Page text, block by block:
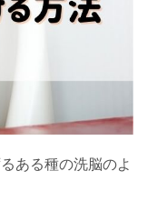
ある種の洗脳のよ